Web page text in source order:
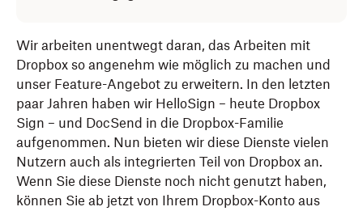
Wir arbeiten unentwegt daran, das Arbeiten mit
Dropbox so angenehm wie möglich zu machen und
unser Feature-Angebot zu erweitern. In den letzten
paar Jahren haben wir HelloSign – heute Dropbox
Sign – und DocSend in die Dropbox-Familie
aufgenommen. Nun bieten wir diese Dienste vielen
Nutzern auch als integrierten Teil von Dropbox an.
Wenn Sie diese Dienste noch nicht genutzt haben,
können Sie ab jetzt von Ihrem Dropbox-Konto aus